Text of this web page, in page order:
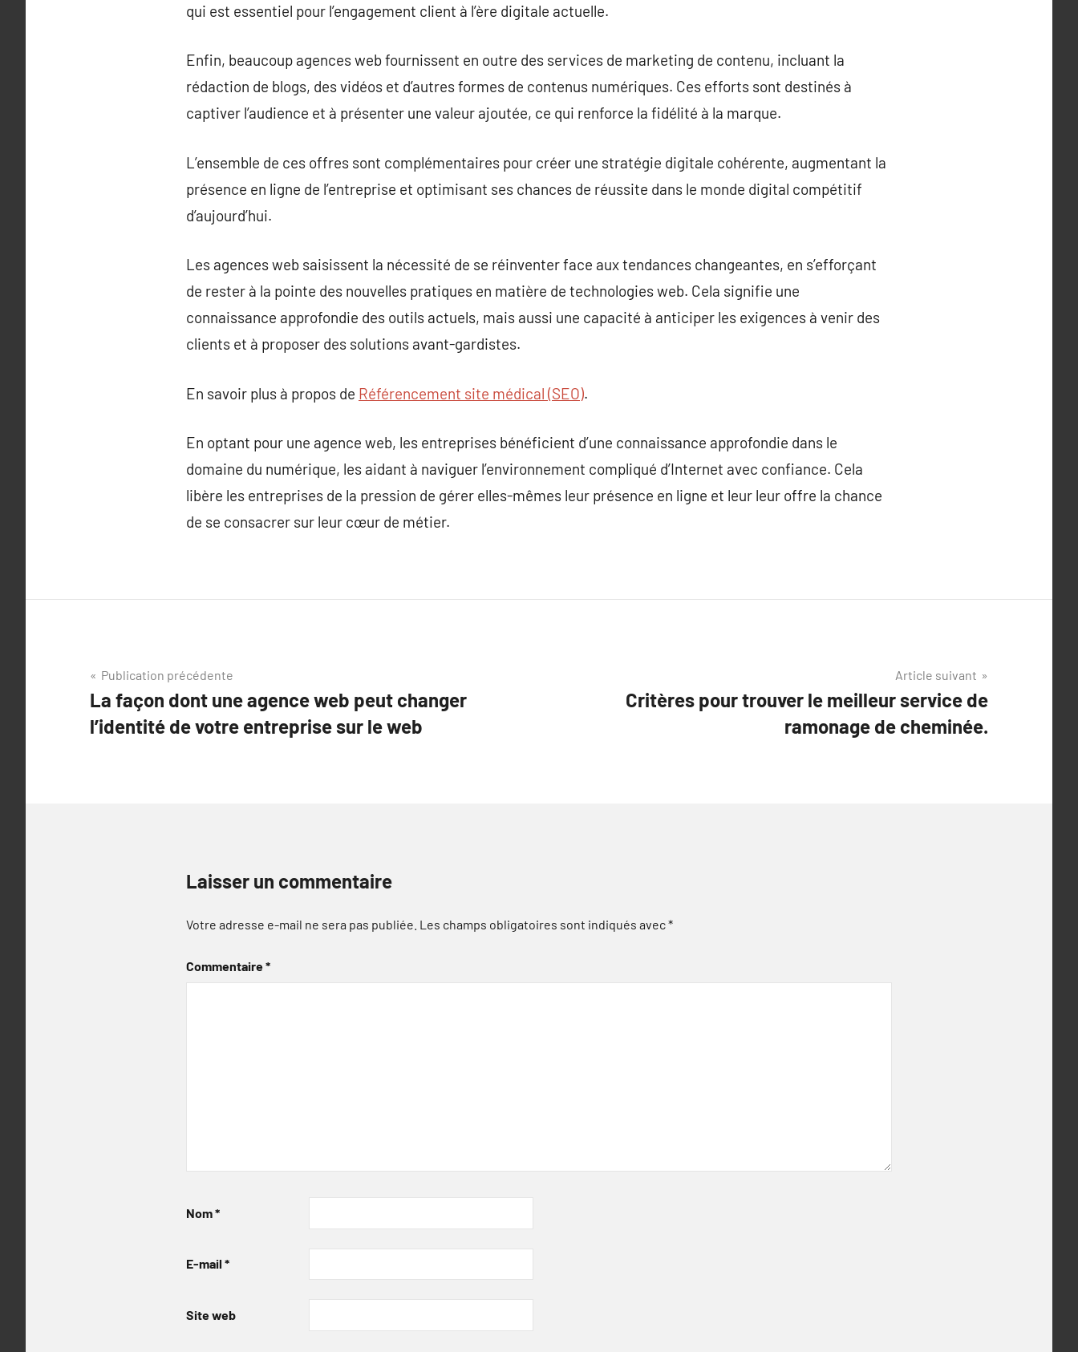
qui est essentiel pour l’engagement client à l’ère digitale actuelle.
Enfin, beaucoup agences web fournissent en outre des services de marketing de contenu, incluant la
rédaction de blogs, des vidéos et d’autres formes de contenus numériques. Ces efforts sont destinés à
captiver l’audience et à présenter une valeur ajoutée, ce qui renforce la fidélité à la marque.
L’ensemble de ces offres sont complémentaires pour créer une stratégie digitale cohérente, augmentant la
présence en ligne de l’entreprise et optimisant ses chances de réussite dans le monde digital compétitif
d’aujourd’hui.
Les agences web saisissent la nécessité de se réinventer face aux tendances changeantes, en s’efforçant
de rester à la pointe des nouvelles pratiques en matière de technologies web. Cela signifie une
connaissance approfondie des outils actuels, mais aussi une capacité à anticiper les exigences à venir des
clients et à proposer des solutions avant-gardistes.
En savoir plus à propos de Référencement site médical (SEO).
En optant pour une agence web, les entreprises bénéficient d’une connaissance approfondie dans le
domaine du numérique, les aidant à naviguer l’environnement compliqué d’Internet avec confiance. Cela
libère les entreprises de la pression de gérer elles-mêmes leur présence en ligne et leur leur offre la chance
de se consacrer sur leur cœur de métier.
Navigation
de
l’article
Publication précédente
La façon dont une agence web peut changer
l’identité de votre entreprise sur le web
Article suivant
Critères pour trouver le meilleur service de
ramonage de cheminée.
Laisser un commentaire
Votre adresse e-mail ne sera pas publiée. Les champs obligatoires sont indiqués avec*
Commentaire*
Nom*
E-mail *
Site web